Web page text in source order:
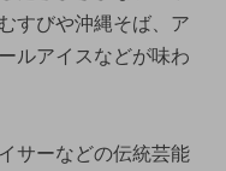
すびや沖縄そば、ア
ルアイスなどが味わ
サーなどの伝統芸能